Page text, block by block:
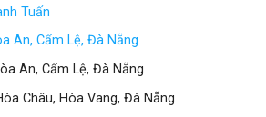
Tuấn
An, Cẩm Lệ, Đà Nẵng
An, Cẩm Lệ, Đà Nẵng
Châu, Hòa Vang, Đà Nẵng